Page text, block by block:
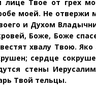
Твое от грех
моей. Не отвержи
и Духом
Боже, Боже
хвалу Твою.
сердце
стены
Твой тельцы.